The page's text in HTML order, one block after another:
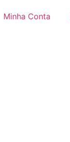
Minha Conta